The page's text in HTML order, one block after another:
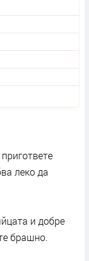
леко да
и добре
брашно.